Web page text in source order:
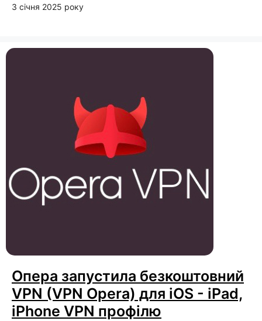
3 січня 2025 року
Опера запустила безкоштовний
VPN (VPN Opera) для iOS - iPad,
iPhone VPN профілю